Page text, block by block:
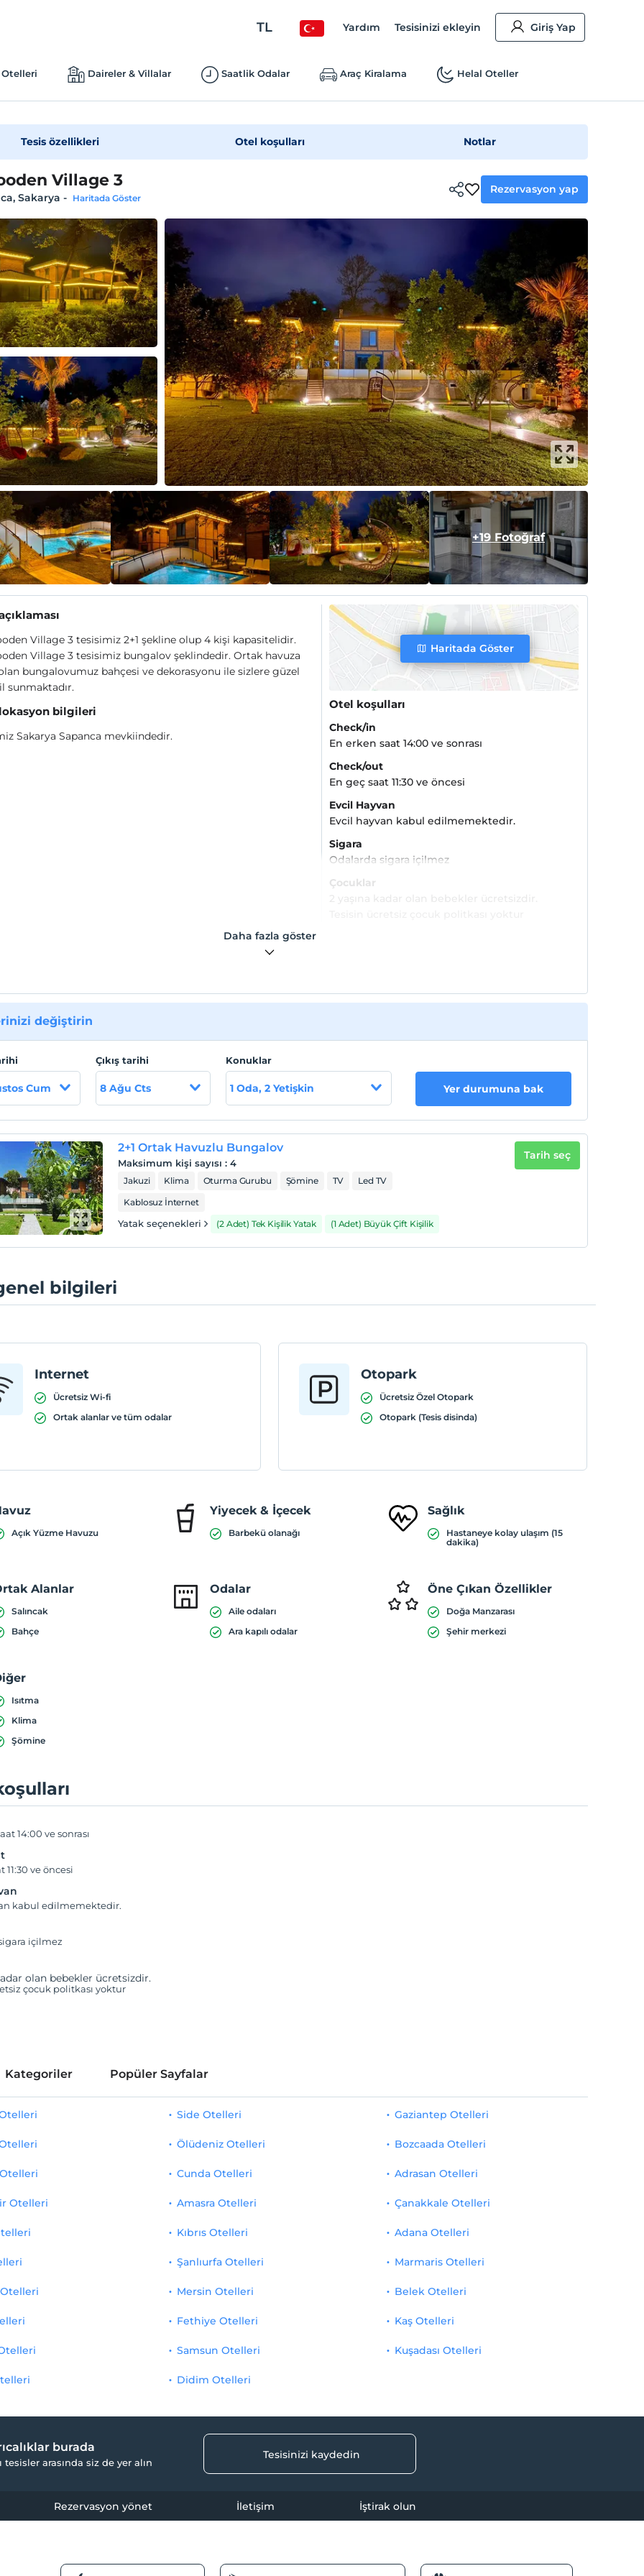
TL Yardım Tesisinizi ekleyin Giriş Yap
Daireler & Villalar Saatlik Odalar Araç Kiralama Helal Oteller
Tesis özellikleri Otel koşulları Notlar
Village 3
Sakarya - Haritada Göster
Rezervasyon yap
+19 Fotoğraf
Village 3 tesisimiz 2+1 şekline olup 4 kişi kapasitelidir.
Village 3 tesisimiz bungalov şeklindedir. Ortak havuza
bungalovumuz bahçesi ve dekorasyonu ile sizlere güzel
sunmaktadır.
bilgileri
Sakarya Sapanca mevkiindedir.
Haritada Göster
Otel koşulları
Check/in
En erken saat 14:00 ve sonrası
Check/out
En geç saat 11:30 ve öncesi
Evcil Hayvan
Evcil hayvan kabul edilmemektedir.
Sigara
Odalarda sigara içilmez
Çocuklar
2 yaşına kadar olan bebekler ücretsizdir.
Daha fazla göster
değiştirin
Cum
Çıkış tarihi
8 Ağu Cts
Konuklar
1 Oda, 2 Yetişkin Yer durumuna bak
2+1 Ortak Havuzlu Bungalov
Maksimum kişi sayısı :4
Jakuzi Klima Oturma Gurubu Şömine TV
Led TV
Kablosuz İnternet
Yatak seçenekleri (2 Adet) Tek Kişilik Yatak (1 Adet) Büyük Çift Kişilik
Tarih seç
bilgileri
Internet
Ücretsiz Wi-fi
Ortak alanlar ve tüm odalar
Otopark
Ücretsiz Özel Otopark
Otopark (Tesis disinda)
Açık Yüzme Havuzu
Yiyecek & İçecek
Barbekü olanağı
Sağlık
Hastaneye kolay ulaşım (15
dakika)
Alanlar
Salıncak
Bahçe
Odalar
Aile odaları
Ara kapılı odalar
Öne Çıkan Özellikler
Doğa Manzarası
Şehir merkezi
Isıtma
Klima
Şömine
14:00 ve sonrası
11:30 ve öncesi
kabul edilmemektedir.
içilmez
olan bebekler ücretsizdir.
çocuk politkası yoktur
Kategoriler Popüler Sayfalar
Otelleri
Side Otelleri
Ölüdeniz Otelleri
Cunda Otelleri
Amasra Otelleri
Kıbrıs Otelleri
Gaziantep Otelleri
Bozcaada Otelleri
Adrasan Otelleri
Çanakkale Otelleri
Adana Otelleri
Şanlıurfa Otelleri
Mersin Otelleri
Fethiye Otelleri
Samsun Otelleri
Didim Otelleri
Marmaris Otelleri
Belek Otelleri
Kaş Otelleri
Kuşadası Otelleri
burada
tesisler arasında siz de yer alın
Tesisinizi kaydedin
Rezervasyon yönet İletişim İştirak olun